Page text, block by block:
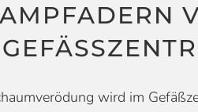
wird im